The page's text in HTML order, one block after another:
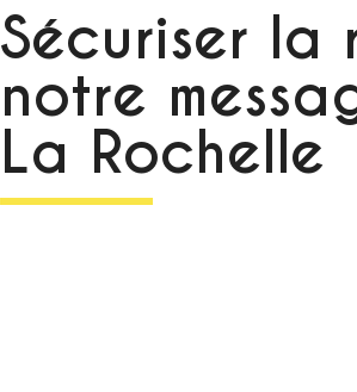
Sécuriser la
notre
La Rochelle